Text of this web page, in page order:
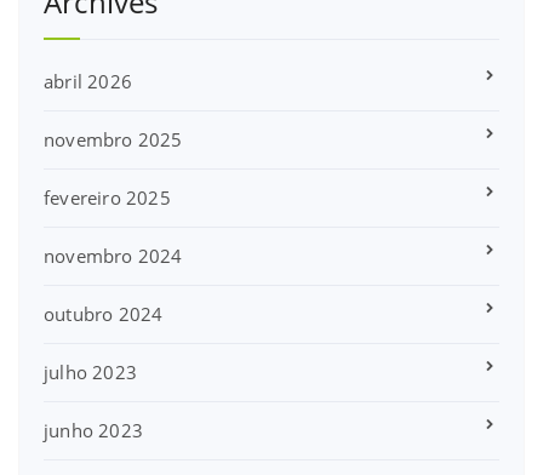
abril 2026
novembro 2025
fevereiro 2025
novembro 2024
outubro 2024
julho 2023
junho 2023